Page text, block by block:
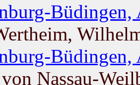
Büdingen,
Büdingen,
Nassau-